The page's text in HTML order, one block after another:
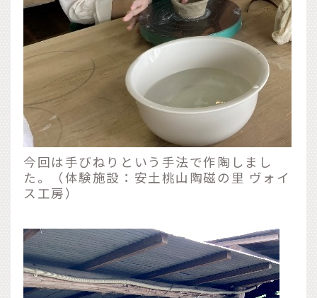
今回は手びねりという手法で作陶しまし
た。（体験施設：安土桃山陶磁の里 ヴォイ
ス工房）